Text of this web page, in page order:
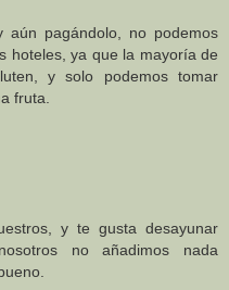
aún pagándolo, no podemos
hoteles, ya que la mayoría de
y solo podemos tomar
fruta.
y te gusta desayunar
no añadimos nada